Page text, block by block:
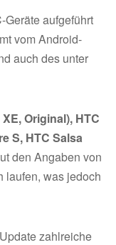
aufgeführt
vom Android-
auch des unter
Original), HTC
S, HTC Salsa
den Angaben von
laufen, was jedoch
zahlreiche